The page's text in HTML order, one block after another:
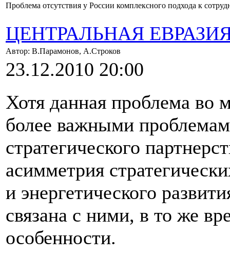
Проблема отсутствия у России комплексного подхода к
ЦЕНТРАЛЬНАЯ
Автор: В.Парамонов, А.Строков
23.12.2010 20:00
Хотя данная проблема во
более важными
стратегического
асимметрия
и энергетического
связана с ними, в то же
особенности.